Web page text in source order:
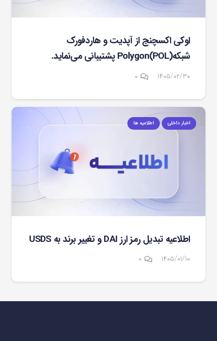
اوکی اکسچنج از آپدیت و هاردفورک
شبکهPolygon(POL) پشتیبانی می‌نماید.
۱۴۰۵/۰۲/۳۰ ۰
اخبار داخلی اطلاعیه ها
اطلاعیه تبدیل رمز ارز DAI و تغییر برند به USDS
۱۴۰۵/۰۱/۱۰ ۰